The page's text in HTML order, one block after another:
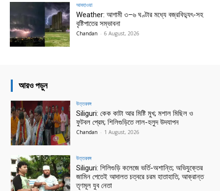
আবহাওয়া
Weather: আগামী ৩–৬ ঘণ্টার মধ্যে বজ্রবিদ্যুৎ-সহ
বৃষ্টিপাতের সম্ভাবনা
Chandan - 6 August, 2026
আরও পড়ুন
উত্তরবঙ্গ
Siliguri: কেক কাটা আর মিষ্টি মুখ; মশাল মিছিল ও
ফুটবল প্রেম; শিলিগুড়িতে লাল-হলুদ উদযাপন
Chandan - 1 August, 2026
উত্তরবঙ্গ
Siliguri: শিলিগুড়ি কলেজে ভর্তি-অশান্তি; অভিযুক্তের
জামিন পেতেই আদালত চত্বরে চরম হাতাহাতি, আক্রান্ত
তৃণমূল যুব নেতা